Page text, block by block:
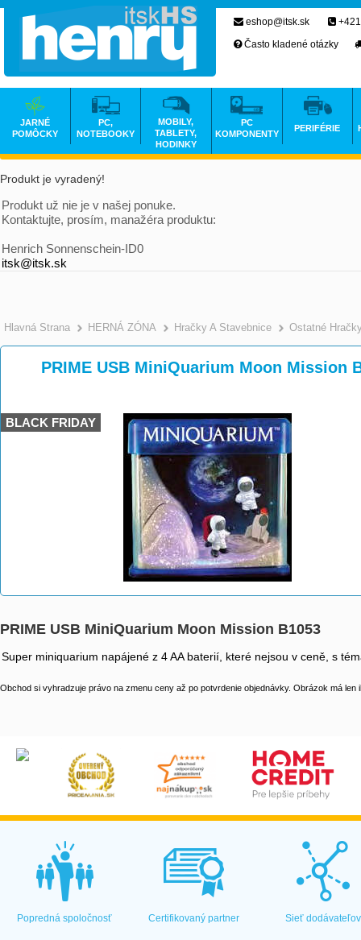
Produkt je vyradený!
Produkt už nie je v našej ponuke.
Kontaktujte, prosím, manažéra produktu:
Henrich Sonnenschein-ID0
itsk@itsk.sk
Hlavná Strana >
HERNÁ ZÓNA >
Hračky A Stavebnice Ostatné
PRIME USB MiniQuarium Moon Mission
BLACK FRIDAY
PRIME USB MiniQuarium Moon Mission B1053
Super miniquarium napájené z 4 AA baterií, které nejsou v ceně, s
Obchod si vyhradzuje právo na zmenu ceny až po potvrdenie objednávky. Obrázok má len
eshop@itsk.sk
Často kladené otázky
JARNÉ
POMÔCKY
PC,
NOTEBOOKY
MOBILY,
TABLETY,
HODINKY
PC
KOMPONENTY
PERIFÉRIE
Popredná spoločnosť Certifikovaný partner Sieť dodávateľov